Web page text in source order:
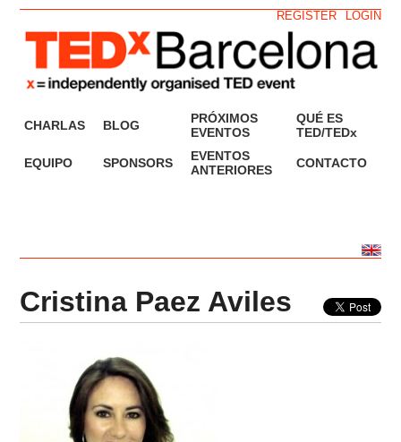
LOGIN
REGISTER
CHARLAS BLOG
PRÓXIMOS
EVENTOS
QUÉ ES
TED/TEDx
EQUIPO SPONSORS
EVENTOS
ANTERIORES
CONTACTO
Cristina Paez Aviles